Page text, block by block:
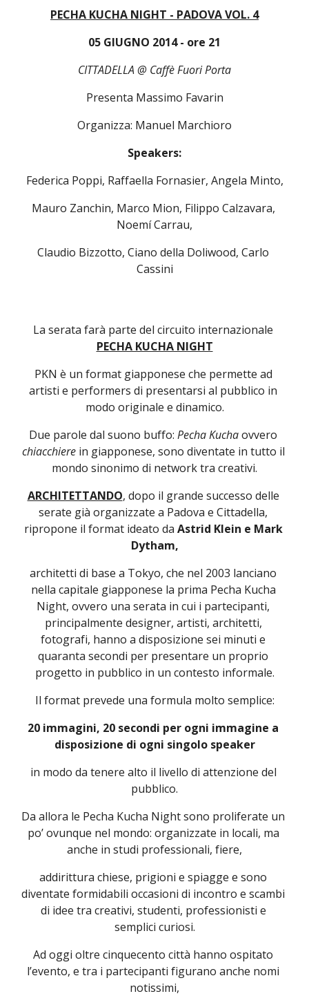
PECHA KUCHA NIGHT - PADOVA VOL. 4
05 GIUGNO 2014 - ore 21
CITTADELLA @ Caffè Fuori Porta
Presenta Massimo Favarin
Organizza: Manuel Marchioro
Speakers:
Federica Poppi, Raffaella Fornasier, Angela Minto,
Mauro Zanchin, Marco Mion, Filippo Calzavara,
Noemí Carrau,
Claudio Bizzotto, Ciano della Doliwood, Carlo
Cassini
PECHA KUCHA NIGHT
PKN è un format giapponese che permette ad
artisti e performers di presentarsi al pubblico in
modo originale e dinamico.
Due parole dal suono buffo: Pecha Kucha
chiacchiere in giapponese, sono diventate in tutto il
mondo sinonimo di network tra creativi.
ARCHITETTANDO, dopo il grande successo delle
serate già organizzate a Padova e Cittadella,
ripropone il format ideato da Astrid Klein e Mark
Dytham,
architetti di base a Tokyo, che nel 2003 lanciano
nella capitale giapponese la prima Pecha Kucha
Night, ovvero una serata in cui i partecipanti,
principalmente designer, artisti, architetti,
fotografi, hanno a disposizione sei minuti e
quaranta secondi per presentare un proprio
progetto in pubblico in un contesto informale.
Il format prevede una formula molto semplice:
20 immagini, 20 secondi per ogni immagine a
disposizione di ogni singolo speaker
in modo da tenere alto il livello di attenzione del
pubblico.
Da allora le Pecha Kucha Night sono proliferate un
po’ ovunque nel mondo: organizzate in locali, ma
anche in studi professionali, fiere,
addirittura chiese, prigioni e spiagge e sono
diventate formidabili occasioni di incontro e scambi
di idee tra creativi, studenti, professionisti e
semplici curiosi.
Ad oggi oltre cinquecento città hanno ospitato
l’evento, e tra i partecipanti figurano anche nomi
notissimi,